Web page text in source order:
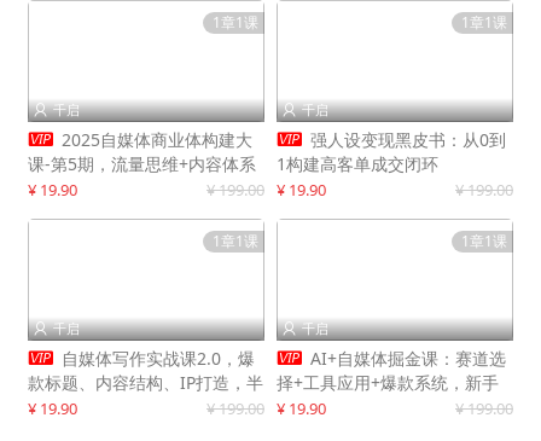
1章1课
 千启
 2025自媒体商业体构建大
课-第5期，流量思维+内容体系
+变现闭环，打造个人可持续生
¥ 19.90 ¥ 199.00
1章1课
 千启
 强人设变现黑皮书：从0到
1构建高客单成交闭环
¥ 19.90 ¥ 199.00
1章1课
 千启
 自媒体写作实战课2.0，爆
款标题、内容结构、IP打造，半
年复制30万粉月入10万+
¥ 19.90 ¥ 199.00
1章1课
 千启
 AI+自媒体掘金课：赛道选
择+工具应用+爆款系统，新手
快速起步，副业月入8000+
¥ 19.90 ¥ 199.00